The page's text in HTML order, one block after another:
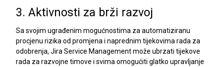
3. Aktivnosti za brži razvoj
Sa svojim ugrađenim mogućnostima za automatiziranu
procjenu rizika od promjena i naprednim tijekovima rada za
odobrenja, Jira Service Management može ubrzati tijekove
rada za razvojne timove i svima omogućiti glatko upravljanje